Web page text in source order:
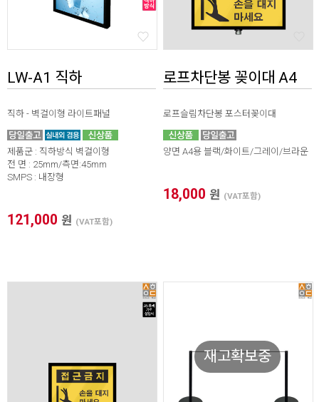
LW-A1 직하
직하 - 벽걸이형 라이트패널
제품군 : 직하방식 벽걸이형
전 면 : 25mm/측면:45mm
SMPS : 내장형
121,000 원 (VAT포함)
로프차단봉 꽂이대 A4
로프슬림차단봉 포스터꽂이대
양면 A4용 블랙/화이트/그레이/브라운
18,000 원 (VAT포함)
재고확보중